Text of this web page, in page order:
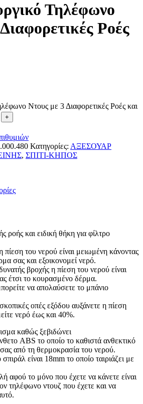
Τηλέφωνο
Ροές
Ντους με 3 Διαφορετικές Ροές και
Κατηγορίες: ΑΞΕΣΟΥΑΡ
, ΣΠΙΤΙ-ΚΗΠΟΣ
ροής και ειδική θήκη για φίλτρο
πίεση του νερού είναι μειωμένη κάνοντας
σας και εξοικονομεί νερό.
βροχής η πίεση του νερού είναι
έτσι το κουρασμένο δέρμα.
να απολαύσετε το μπάνιο
οπές εξόδου αυξάνετε η πίεση
νερό έως και 40%.
καθώς ξεβιδώνει
ABS το οποίο το καθιστά ανθεκτικό
σας από τη θερμοκρασία του νερού.
είναι 18mm το οποίο ταιριάζει με
αφού το μόνο που έχετε να κάνετε είναι
τηλέφωνο ντουζ που έχετε και να